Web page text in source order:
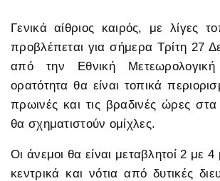
Γενικά αίθριος καιρός, με λίγες
προβλέπεται για σήμερα Τρίτη 27
από την Εθνική
ορατότητα θα είναι τοπικά
πρωινές και τις βραδινές ώρες στα
θα σχηματιστούν ομίχλες.
Οι άνεμοι θα είναι μεταβλητοί 2 με
κεντρικά και νότια από δυτικές